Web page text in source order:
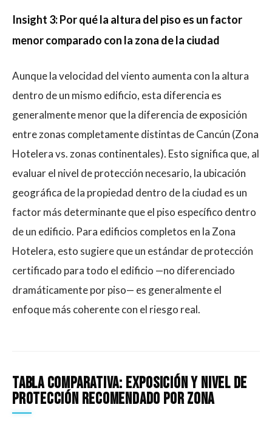
Insight 3: Por qué la altura del piso es un factor
menor comparado con la zona de la ciudad
Aunque la velocidad del viento aumenta con la altura
dentro de un mismo edificio, esta diferencia es
generalmente menor que la diferencia de exposición
entre zonas completamente distintas de Cancún (Zona
Hotelera vs. zonas continentales). Esto significa que, al
evaluar el nivel de protección necesario, la ubicación
geográfica de la propiedad dentro de la ciudad es un
factor más determinante que el piso específico dentro
de un edificio. Para edificios completos en la Zona
Hotelera, esto sugiere que un estándar de protección
certificado para todo el edificio —no diferenciado
dramáticamente por piso— es generalmente el
enfoque más coherente con el riesgo real.
Tabla comparativa: exposición y nivel de
protección recomendado por zona